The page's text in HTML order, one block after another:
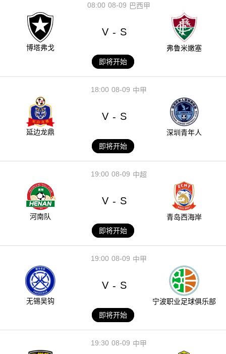
08-09
08:00 巴西甲
博塔弗戈
V - S
弗鲁米嫩塞
即将开始
08-09
18:00 中甲
延边龙鼎
V - S
深圳青年人
即将开始
08-09
19:00 中超
河南队
V - S
青岛西海岸
即将开始
08-09
19:00 中甲
无锡吴钩
V - S
宁波职业足球俱乐部
即将开始
08-09
19:30 中甲